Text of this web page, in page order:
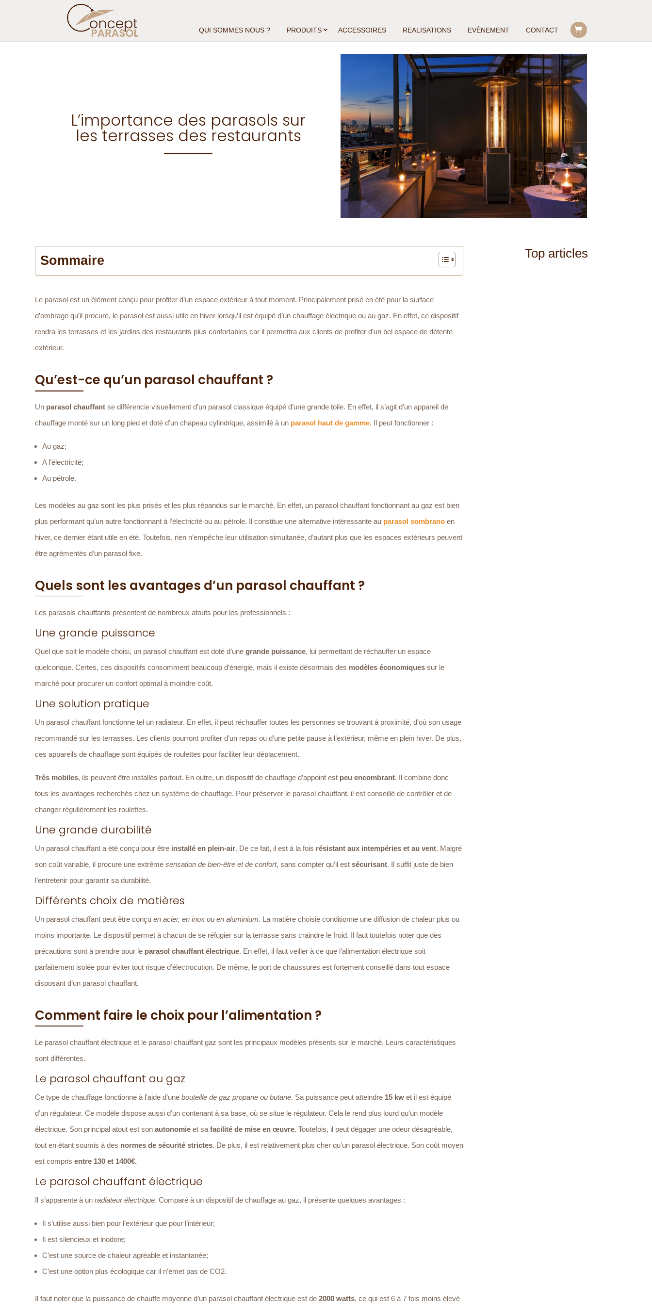
QUI SOMMES NOUS ? PRODUITS ACCESSOIRES REALISATIONS EVÈNEMENT CONTACT
L’importance des parasols sur
les terrasses des restaurants
Sommaire
Le parasol est un élément conçu pour profiter d’un espace extérieur à tout moment. Principalement prisé en été pour la surface
d’ombrage qu’il procure, le parasol est aussi utile en hiver lorsqu’il est équipé d’un chauffage électrique ou au gaz. En effet, ce dispositif
rendra les terrasses et les jardins des restaurants plus confortables car il permettra aux clients de profiter d’un bel espace de détente
extérieur.
Qu’est-ce qu’un parasol chauffant ?
Un parasol chauffant se différencie visuellement d’un parasol classique équipé d’une grande toile. En effet, il s’agit d’un appareil de
chauffage monté sur un long pied et doté d’un chapeau cylindrique, assimilé à un parasol haut de gamme. Il peut fonctionner :
Au gaz;
A l’électricité;
Au pétrole.
Les modèles au gaz sont les plus prisés et les plus répandus sur le marché. En effet, un parasol chauffant fonctionnant au gaz est bien
plus performant qu’un autre fonctionnant à l’électricité ou au pétrole. Il constitue une alternative intéressante au parasol sombrano en
hiver, ce dernier étant utile en été. Toutefois, rien n’empêche leur utilisation simultanée, d’autant plus que les espaces extérieurs peuvent
être agrémentés d’un parasol fixe.
Quels sont les avantages d’un parasol chauffant ?
Les parasols chauffants présentent de nombreux atouts pour les professionnels :
Une grande puissance
Quel que soit le modèle choisi, un parasol chauffant est doté d’une grande puissance, lui permettant de réchauffer un espace
quelconque. Certes, ces dispositifs consomment beaucoup d’énergie, mais il existe désormais des modèles économiques sur le
marché pour procurer un confort optimal à moindre coût.
Une solution pratique
Un parasol chauffant fonctionne tel un radiateur. En effet, il peut réchauffer toutes les personnes se trouvant à proximité, d’où son usage
recommandé sur les terrasses. Les clients pourront profiter d’un repas ou d’une petite pause à l’extérieur, même en plein hiver. De plus,
ces appareils de chauffage sont équipés de roulettes pour faciliter leur déplacement.
Très mobiles, ils peuvent être installés partout. En outre, un dispositif de chauffage d’appoint est peu encombrant. Il combine donc
tous les avantages recherchés chez un système de chauffage. Pour préserver le parasol chauffant, il est conseillé de contrôler et de
changer régulièrement les roulettes.
Une grande durabilité
Un parasol chauffant a été conçu pour être installé en plein-air. De ce fait, il est à la fois résistant aux intempéries et au vent. Malgré
son coût variable, il procure une extrême sensation de bien-être et de confort, sans compter qu’il est sécurisant. Il suffit juste de bien
l’entretenir pour garantir sa durabilité.
Différents choix de matières
Un parasol chauffant peut être conçu en acier, en inox ou en aluminium. La matière choisie conditionne une diffusion de chaleur plus ou
moins importante. Le dispositif permet à chacun de se réfugier sur la terrasse sans craindre le froid. Il faut toutefois noter que des
précautions sont à prendre pour le parasol chauffant électrique. En effet, il faut veiller à ce que l’alimentation électrique soit
parfaitement isolée pour éviter tout risque d’électrocution. De même, le port de chaussures est fortement conseillé dans tout espace
disposant d’un parasol chauffant.
Comment faire le choix pour l’alimentation ?
Le parasol chauffant électrique et le parasol chauffant gaz sont les principaux modèles présents sur le marché. Leurs caractéristiques
sont différentes.
Le parasol chauffant au gaz
Ce type de chauffage fonctionne à l’aide d’une bouteille de gaz propane ou butane. Sa puissance peut atteindre 15 kw et il est équipé
d’un régulateur. Ce modèle dispose aussi d’un contenant à sa base, où se situe le régulateur. Cela le rend plus lourd qu’un modèle
électrique. Son principal atout est son autonomie et sa facilité de mise en œuvre. Toutefois, il peut dégager une odeur désagréable,
tout en étant soumis à des normes de sécurité strictes. De plus, il est relativement plus cher qu’un parasol électrique. Son coût moyen
est compris entre 130 et 1400€.
Le parasol chauffant électrique
Il s’apparente à un radiateur électrique. Comparé à un dispositif de chauffage au gaz, il présente quelques avantages :
Il s’utilise aussi bien pour l’extérieur que pour l’intérieur;
Il est silencieux et inodore;
C’est une source de chaleur agréable et instantanée;
C’est une option plus écologique car il n’émet pas de CO2.
Il faut noter que la puissance de chauffe moyenne d’un parasol chauffant électrique est de 2000 watts, ce qui est 6 à 7 fois moins élevé
Top articles